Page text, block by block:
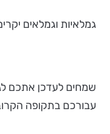
גמלאיות וגמלאים
שמחים לעדכן אתכם
עבורכם בתקופה